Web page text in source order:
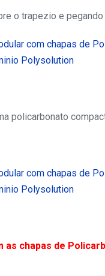
o trapezio e
policarbonato
chapas de